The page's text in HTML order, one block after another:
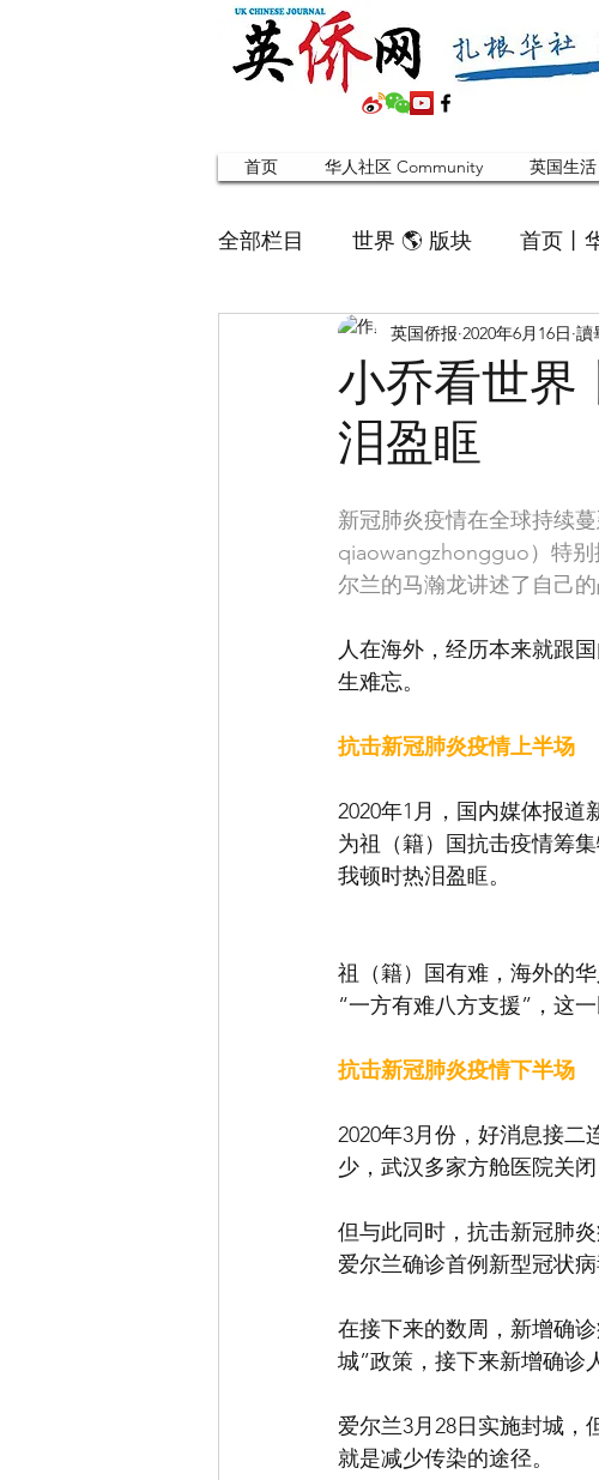
首页 华人社区 Community 英国生
全部栏目 世界 🌎 版块 首页丨
英国脱宅指南 Time out 英国
寻找组织 Friends
合作栏目 留学生 英国白
小乔看世界
泪盈眶
英国侨报 2020年6月16日 讀
新冠肺炎疫情在全球持续
qiaowangzhongguo）特
尔兰的马瀚龙讲述了自己的
人在海外，经历本来就跟
生难忘。
抗击新冠肺炎疫情上半场
2020年1月，国内媒体报
为祖（籍）国抗击疫情筹
我顿时热泪盈眶。
祖（籍）国有难，海外的
“一方有难八方支援”，这
抗击新冠肺炎疫情下半场
2020年3月份，好消息接
少，武汉多家方舱医院关
但与此同时，抗击新冠肺
爱尔兰确诊首例新型冠状病
在接下来的数周，新增确
城”政策，接下来新增确诊
爱尔兰3月28日实施封城，
就是减少传染的途径。